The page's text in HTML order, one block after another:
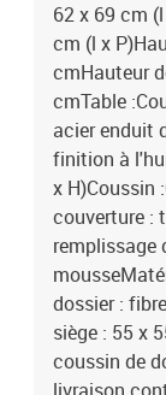
62 x 69 cm
cm (l x
cmHauteur
cmTable
acier enduit
finition à
x H)Coussin
couverture :
remplissage
dossier :
siège : 55 x
coussin de